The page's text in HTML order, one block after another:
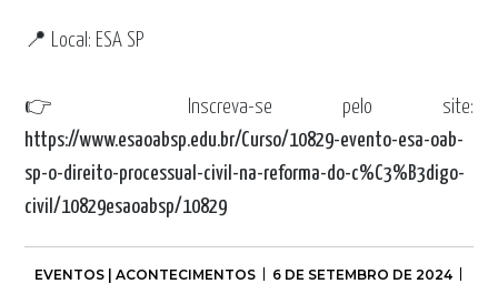
📍 Local: ESA SP
👉 Inscreva-se pelo site:
https://www.esaoabsp.edu.br/Curso/10829-evento-esa-oab-
sp-o-direito-processual-civil-na-reforma-do-c%C3%B3digo-
civil/10829esaoabsp/10829
EVENTOS | ACONTECIMENTOS
6 DE SETEMBRO DE 2024